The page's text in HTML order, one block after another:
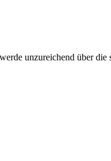
unzureichend über